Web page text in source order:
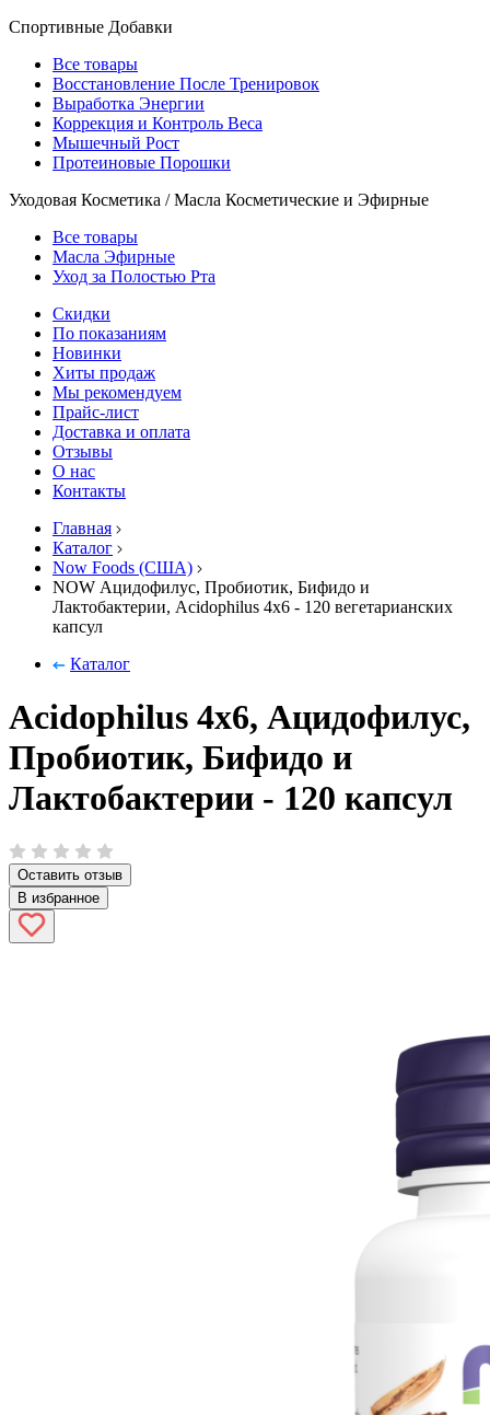
Спортивные Добавки
Все товары
Восстановление После Тренировок
Выработка Энергии
Коррекция и Контроль Веса
Мышечный Рост
Протеиновые Порошки
Уходовая Косметика / Масла Косметические и Эфирные
Все товары
Масла Эфирные
Уход за Полостью Рта
Скидки
По показаниям
Новинки
Хиты продаж
Мы рекомендуем
Прайс-лист
Доставка и оплата
Отзывы
О нас
Контакты
Главная
Каталог
Now Foods (США)
NOW Ацидофилус, Пробиотик, Бифидо и
Лактобактерии, Acidophilus 4х6 - 120 вегетарианских
капсул
Каталог
Acidophilus 4х6, Ацидофилус,
Пробиотик, Бифидо и
Лактобактерии - 120 капсул
Оставить отзыв
В избранное